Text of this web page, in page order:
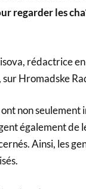
regarder les
rédactrice
Hromadske
non
également de
Ainsi, les